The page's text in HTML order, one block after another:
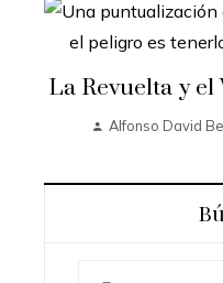
La Revuelta y
Alfonso David